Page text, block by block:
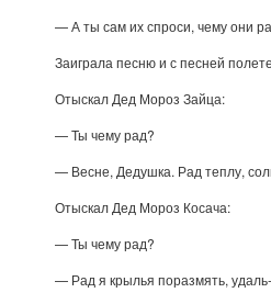
— А ты сам их спроси, чему они
Заиграла песню и с песней
Отыскал Дед Мороз Зайца:
— Ты чему рад?
— Весне, Дедушка. Рад теплу,
Отыскал Дед Мороз Косача:
— Ты чему рад?
— Рад я крылья поразмять,